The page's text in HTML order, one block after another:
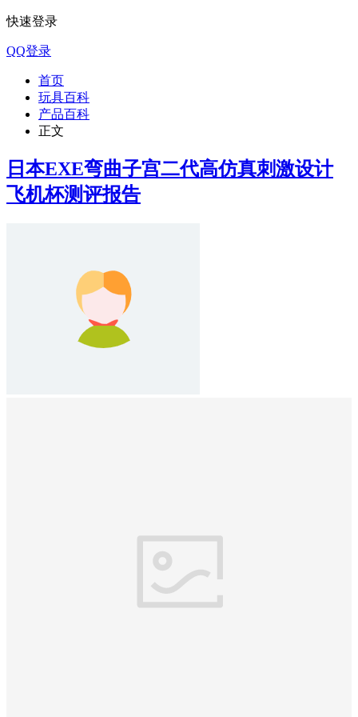
快速登录
QQ登录
首页
玩具百科
产品百科
正文
日本EXE弯曲子宫二代高仿真刺激设计
飞机杯测评报告